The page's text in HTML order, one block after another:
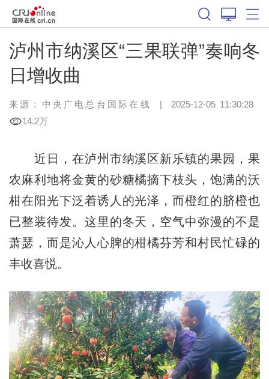
泸州市纳溪区“三果联弹”奏响冬
日增收曲
来源：中央广电总台国际在线 | 2025-12-05 11:30:28
14.2万
近日，在泸州市纳溪区新乐镇的果园，果
农麻利地将金黄的砂糖橘摘下枝头，饱满的沃
柑在阳光下泛着诱人的光泽，而橙红的脐橙也
已整装待发。这里的冬天，空气中弥漫的不是
萧瑟，而是沁人心脾的柑橘芬芳和村民忙碌的
丰收喜悦。